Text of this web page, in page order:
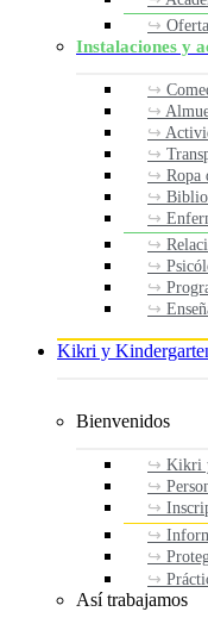
Instalaciones y
Ropa
Kikri y
Bienvenidos
Kikri
Así trabajamos